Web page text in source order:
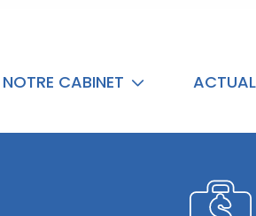
NOTRE CABINET